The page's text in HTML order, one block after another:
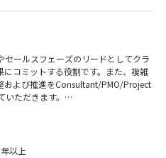
ールスフェーズのリードとしてクラ
コミットする役割です。また、複雑
および推進をConsultant/PMO/Project
ただきます。
ーション統合した、新しいマーケテ
以上